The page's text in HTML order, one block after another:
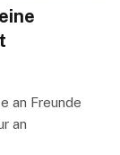
an Freunde
an